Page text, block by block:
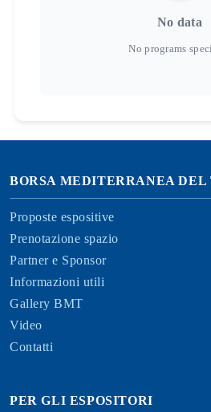
No data
BORSA MEDITERRANEA DEL
Proposte espositive
Prenotazione spazio
Partner e Sponsor
Informazioni utili
Gallery BMT
Video
Contatti
PER GLI ESPOSITORI